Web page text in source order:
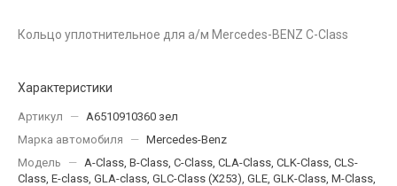
Кольцо уплотнительное для а/м Mercedes-BENZ C-Class
Характеристики
Артикул — A6510910360 зел
Марка автомобиля
— Mercedes-Benz
Модель
— A-Class, B-Class, C-Class, CLA-Class, CLK-Class, CLS-
Class, E-class, GLA-class, GLC-Class (X253), GLE, GLK-Class, M-Class,